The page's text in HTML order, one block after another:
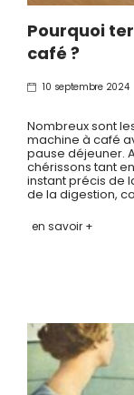
Pourquoi
café ?
10 septembre 2024
Nombreux sont
machine à café
pause déjeuner.
chérissons tant
instant précis de
de la digestion,
en savoir +